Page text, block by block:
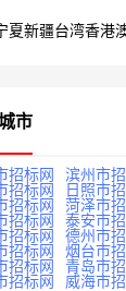
夏新疆台湾香港
市
招标网
滨州市
招标网
日照市
招标网
菏泽市
招标网
泰安市
招标网
德州市
招标网
烟台市
招标网
青岛市
招标网
威海市